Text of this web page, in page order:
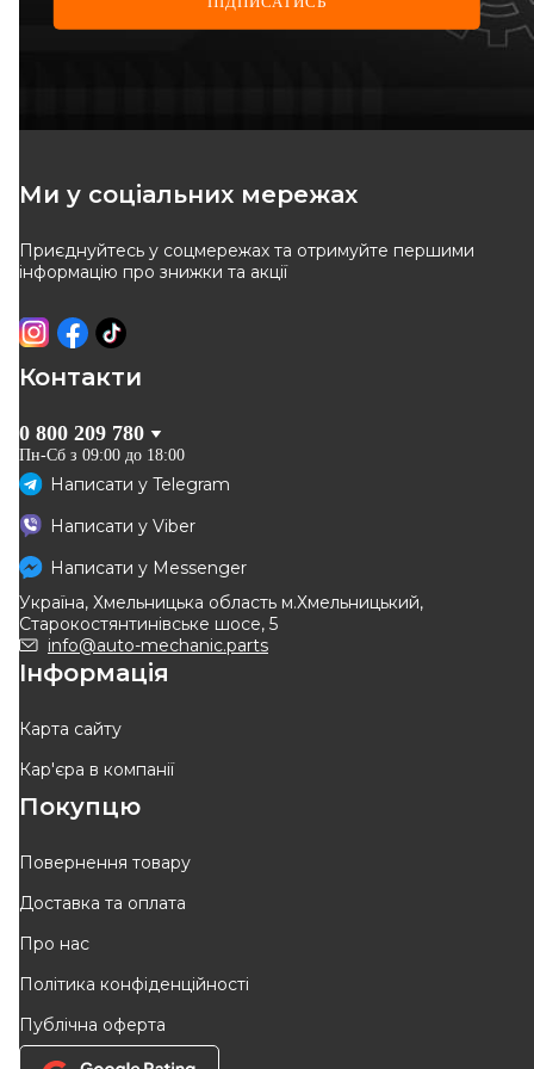
444 грн
КУПИТИ
394 грн
КУПИТИ
-5 %
HELLA
Трос ручного гальма передні
trafic 01-
Код: 8AS 355 668-211
465 грн
442 грн
КУПИТИ
Відправка
KAMOKA
Ми у соціальних мережах
Приєднуйтесь у соцмережах та отримуйте першими
інформацію про знижки та акції
Контакти
0 800 209 780
Пн-Сб з 09:00 до 18:00
Написати у Telegram
Написати у Viber
Написати у Messenger
Україна, Хмельницька область м.Хмельницький,
Старокостянтинівське шосе, 5
info@auto-mechanic.parts
Інформація
Карта сайту
Кар'єра в компанії
Покупцю
Повернення товару
Доставка та оплата
Про нас
Політика конфіденційності
Публічна оферта